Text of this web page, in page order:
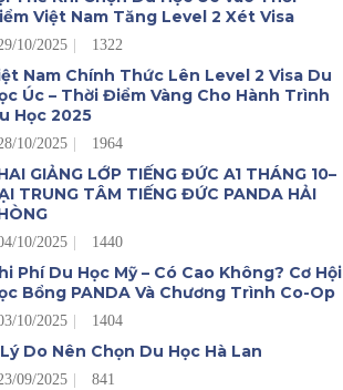
Việt Nam Tăng Level 2 Xét Visa
10/2025 1322
Nam Chính Thức Lên Level 2 Visa Du
Úc – Thời Điểm Vàng Cho Hành Trình
Học 2025
10/2025 1964
GIẢNG LỚP TIẾNG ĐỨC A1 THÁNG 10–
TRUNG TÂM TIẾNG ĐỨC PANDA HẢI
10/2025 1440
Phí Du Học Mỹ – Có Cao Không? Cơ Hội
Bổng PANDA Và Chương Trình Co-Op
10/2025 1404
Do Nên Chọn Du Học Hà Lan
09/2025 841